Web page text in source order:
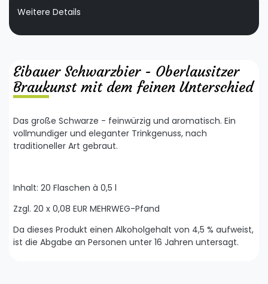
Weitere Details
Eibauer Schwarzbier - Oberlausitzer
Braukunst mit dem feinen Unterschied
Das große Schwarze - feinwürzig und aromatisch. Ein
vollmundiger und eleganter Trinkgenuss, nach
traditioneller Art gebraut.
Inhalt: 20 Flaschen à 0,5 l
Zzgl. 20 x 0,08 EUR MEHRWEG-Pfand
Da dieses Produkt einen Alkoholgehalt von 4,5 % aufweist,
ist die Abgabe an Personen unter 16 Jahren untersagt.